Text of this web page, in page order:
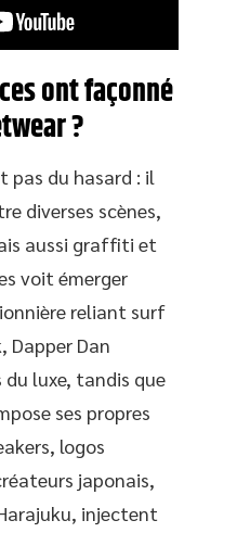
ont façonné
?
pas du hasard : il
diverses scènes,
aussi graffiti et
voit émerger
reliant surf
Dapper Dan
luxe, tandis que
ses propres
logos
japonais,
injectent